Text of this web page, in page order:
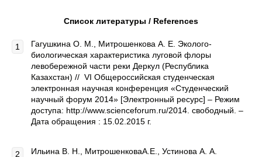
Список литературы / References
Гагушкина О. М., Митрошенкова А. Е. Эколого-
биологическая характеристика луговой флоры
левобережной части реки Деркул (Республика
Казахстан) // VI Общероссийская студенческая
электронная научная конференция «Студенческий
научный форум 2014» [Электронный ресурс] – Режим
доступа: http://www.scienceforum.ru/2014. свободный. –
Дата обращения : 15.02.2015 г.
Ильина В. Н., МитрошенковаА.Е., Устинова А. А.